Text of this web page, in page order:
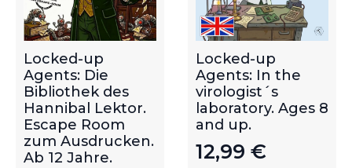
Locked-up
Agents: Die
Bibliothek des
Hannibal Lektor.
Escape Room
zum Ausdrucken.
Ab 12 Jahre.
Locked-up
Agents: In the
virologist´s
laboratory. Ages 8
and up.
12,99 €